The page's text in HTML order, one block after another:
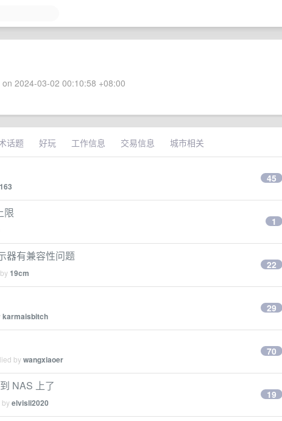
2024-03-02 00:10:58 +08:00
话题 好玩 工作信息 交易信息 城市相关
45
限
1
器有兼容性问题
19cm
22
karmaisbitch
29
bywangxiaoer
70
NAS 上了
byelvisli2020
19